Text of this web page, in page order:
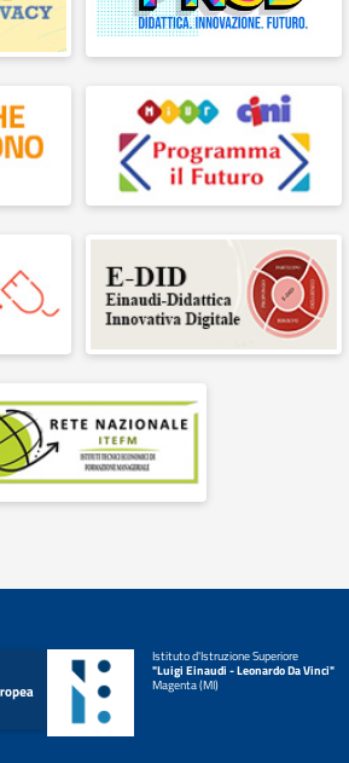
Istituto d'Istruzione Superiore
"Luigi Einaudi - Leonardo Da Vinci"
Magenta (MI)